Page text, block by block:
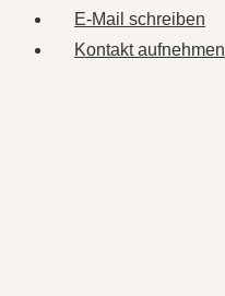
E-Mail schreiben
Kontakt aufnehmen